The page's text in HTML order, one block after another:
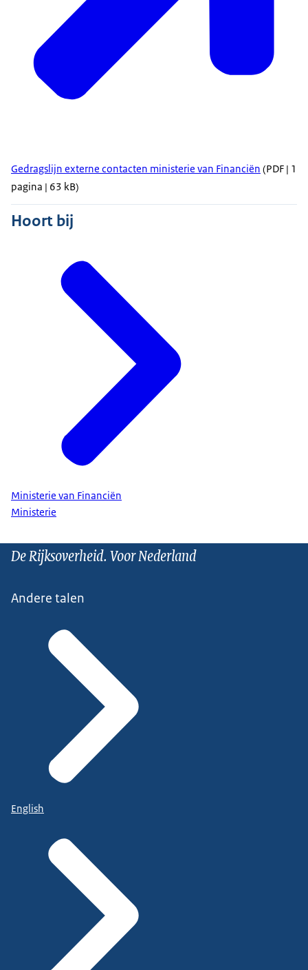
Gedragslijn externe contacten ministerie van Financiën (PDF | 1
pagina | 63 kB)
Hoort bij
Ministerie van Financiën
Ministerie
De Rijksoverheid. Voor Nederland
Andere talen
English